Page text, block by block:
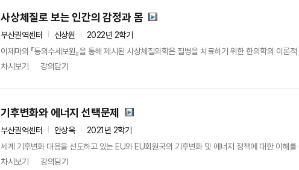
사상체질로 보는 인간의 감정과 몸
부산권역센터 신상원
2022년 2학기
이제마의 『동의수세보원』을 통해 제시된 사상체질의학은 질병을 치료하기 위한 한의학의 이
차시보기
강의담기
기후변화와 에너지 선택문제
부산권역센터 안상욱
2021년 2학기
세계 기후변화 대응을 선도하고 있는 EU와 EU회원국의 기후변화 및 에너지 정책에 대한 이해를
차시보기
강의담기